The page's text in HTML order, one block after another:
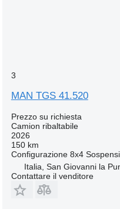
3
MAN TGS 41.520
Prezzo su richiesta
Camion ribaltabile
2026
150 km
Configurazione 8x4
Italia, San Giovanni la
Contattare il venditore